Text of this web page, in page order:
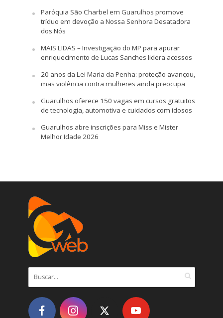
Paróquia São Charbel em Guarulhos promove
tríduo em devoção a Nossa Senhora Desatadora
dos Nós
MAIS LIDAS – Investigação do MP para apurar
enriquecimento de Lucas Sanches lidera acessos
20 anos da Lei Maria da Penha: proteção avançou,
mas violência contra mulheres ainda preocupa
Guarulhos oferece 150 vagas em cursos gratuitos
de tecnologia, automotiva e cuidados com idosos
Guarulhos abre inscrições para Miss e Mister
Melhor Idade 2026